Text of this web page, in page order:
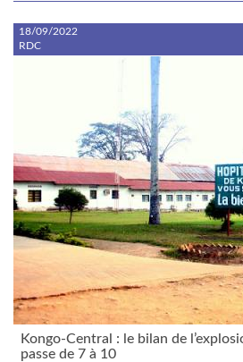
18/09/2022
RDC
Kongo-Central : le bilan de
passe de 7 à 10